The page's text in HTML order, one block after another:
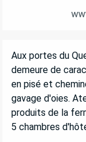
Aux portes du
demeure de
en pisé et
gavage d'oies.
produits de la
5 chambres